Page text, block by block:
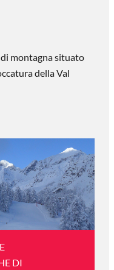
montagna situato
della Val
DI